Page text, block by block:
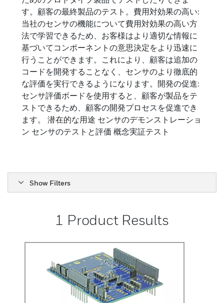
す。顧客の最終製品のテスト。費用対効果の高い:
当社のセンサの機能について費用対効果の高い方
法で学習できるため、お客様はより適切な情報に
基づいてコンポーネントの意思決定をより迅速に
行うことができます。これにより、顧客は追加の
コードを開発することなく、センサのより徹底的
な評価を実行できるようになります。開発の促進:
センサ評価ボードを使用すると、顧客が製品をテ
ストできるため、顧客の開発プロセスを促進でき
ます。 潜在的な用途 センサのデモンストレーショ
ン センサのテストと評価 概念実証テスト
Show Filters
1 Product Results